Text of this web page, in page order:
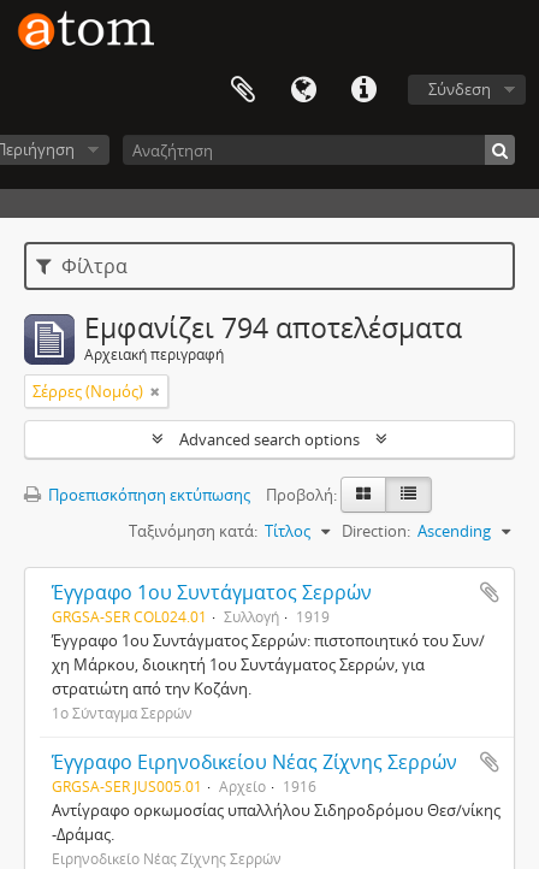
Σύνδεση
Φίλτρα
Εμφανίζει 794 αποτελέσματα
Αρχειακή περιγραφή
Σέρρες (Νομός)
Advanced search options
Προεπισκόπηση εκτύπωσης
Προβολή:
Ταξινόμηση κατά: Τίτλος Direction: Ascending
Έγγραφο 1ου Συντάγματος Σερρών
GRGSA-SER COL024.01 Συλλογή 1919
Έγγραφο 1ου Συντάγματος Σερρών: πιστοποιητικό του Συν/
χη Μάρκου, διοικητή 1ου Συντάγματος Σερρών, για
στρατιώτη από την Κοζάνη.
1ο Σύνταγμα Σερρών
Έγγραφο Ειρηνοδικείου Νέας Ζίχνης Σερρών
GRGSA-SER JUS005.01 Αρχείο 1916
Αντίγραφο ορκωμοσίας υπαλλήλου Σιδηροδρόμου Θεσ/νίκης
-Δράμας.
Ειρηνοδικείο Νέας Ζίχνης Σερρών